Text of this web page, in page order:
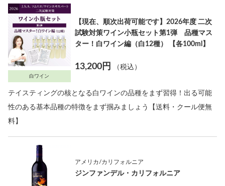
白ワイン
【現在、順次出荷可能です】2026年度 二次
試験対策ワイン小瓶セット第1弾 品種マス
ター！白ワイン編（白12種） 【各100ml】
13,200円 （税込）
テイスティングの核となる白ワインの品種をまず習得！出る可能
性のある基本品種の特徴をまず掴みましょう【送料・クール便無
料】
アメリカ/カリフォルニア
ジンファンデル・カリフォルニア